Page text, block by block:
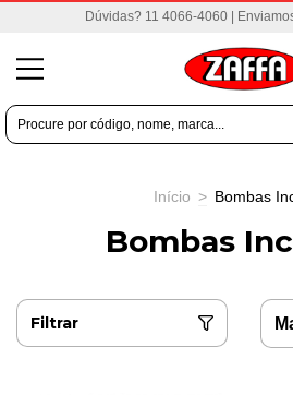
Dúvidas? 11 4066-4060 |
Início > Bombas
Bombas
Filtrar